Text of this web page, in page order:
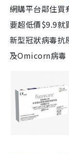
網購平台鄰住
要超低價$9.9就
新型冠狀病毒抗
及Omicorn病毒